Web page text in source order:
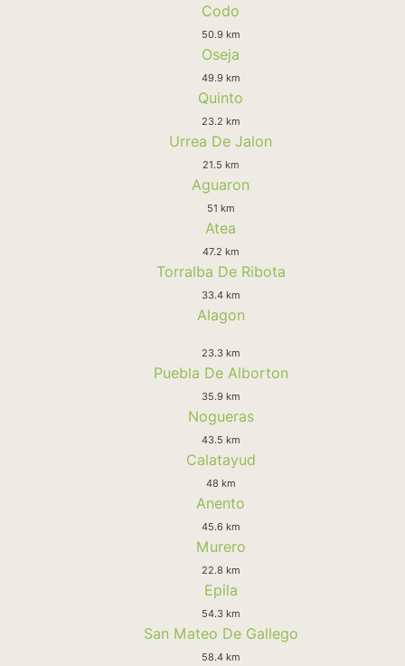
Codo
50.9 km
Oseja
49.9 km
Quinto
23.2 km
Urrea De Jalon
21.5 km
Aguaron
51 km
Atea
47.2 km
Torralba De Ribota
33.4 km
Alagon
23.3 km
Puebla De Alborton
35.9 km
Nogueras
43.5 km
Calatayud
48 km
Anento
45.6 km
Murero
22.8 km
Epila
54.3 km
San Mateo De Gallego
58.4 km